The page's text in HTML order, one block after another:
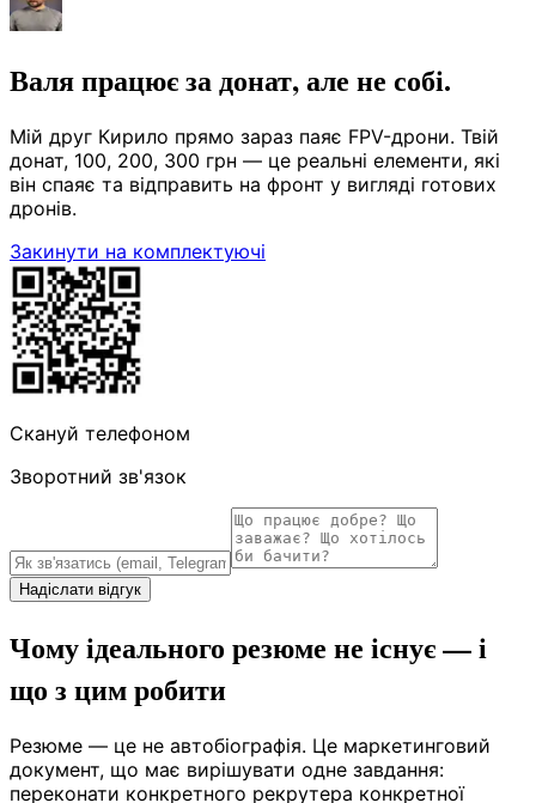
Валя працює за донат, але не собі.
Мій друг Кирило прямо зараз паяє FPV-дрони. Твій
донат, 100, 200, 300 грн — це реальні елементи, які
він спаяє та відправить на фронт у вигляді готових
дронів.
Закинути на комплектуючі
Скануй телефоном
Зворотний зв'язок
Надіслати відгук
Чому ідеального резюме не існує — і
що з цим робити
Резюме — це не автобіографія. Це маркетинговий
документ, що має вирішувати одне завдання:
переконати конкретного рекрутера конкретної